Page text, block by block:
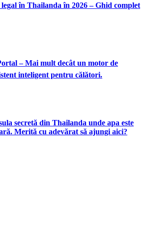
în Thailanda în 2026 – Ghid complet
– Mai mult decât un motor de
inteligent pentru călători.
secretă din Thailanda unde apa este
Merită cu adevărat să ajungi aici?